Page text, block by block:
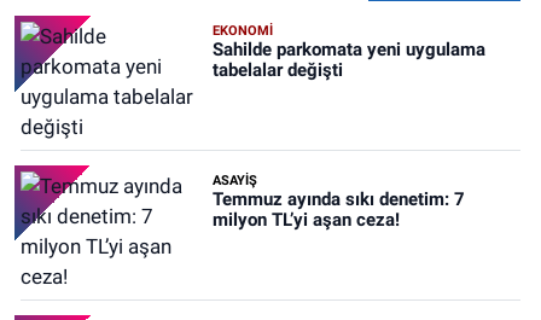
EKONOMİ
Sahilde parkomata yeni uygulama
tabelalar değişti
ASAYİŞ
Temmuz ayında sıkı denetim: 7
milyon TL’yi aşan ceza!